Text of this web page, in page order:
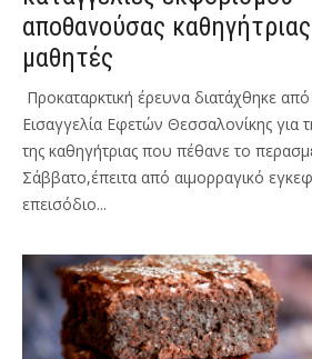
αποθανούσας
μαθητές
Προκαταρκτική έρευνα διατάχθηκε
Εισαγγελία Εφετών Θεσσαλονίκης για
της καθηγήτριας που πέθανε το
Σάββατο,έπειτα από αιμορραγικό
επεισόδιο...